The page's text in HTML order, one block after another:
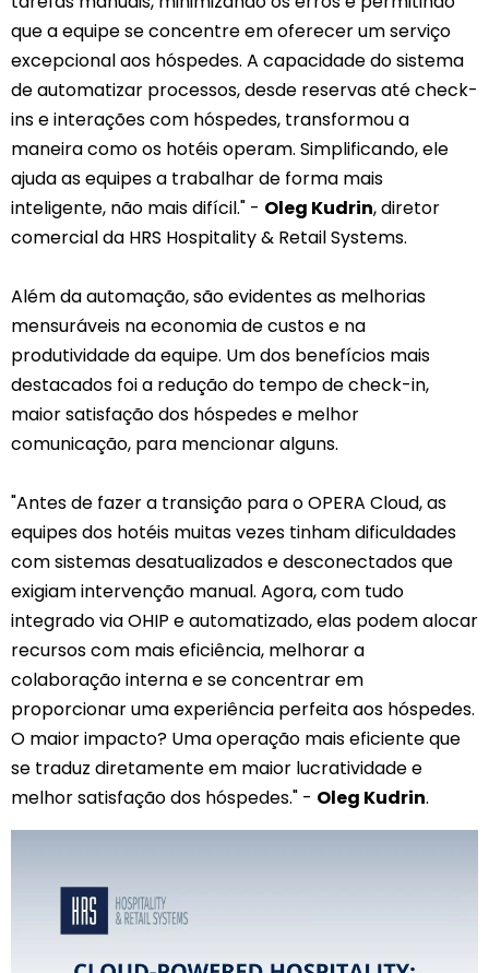
que a equipe se concentre em oferecer um serviço
excepcional aos hóspedes. A capacidade do sistema
de automatizar processos, desde reservas até check-
ins e interações com hóspedes, transformou a
maneira como os hotéis operam. Simplificando, ele
ajuda as equipes a trabalhar de forma mais
inteligente, não mais difícil." - Oleg Kudrin, diretor
comercial da HRS Hospitality & Retail Systems.
Além da automação, são evidentes as melhorias
mensuráveis na economia de custos e na
produtividade da equipe. Um dos benefícios mais
destacados foi a redução do tempo de check-in,
maior satisfação dos hóspedes e melhor
comunicação, para mencionar alguns.
"Antes de fazer a transição para o OPERA Cloud, as
equipes dos hotéis muitas vezes tinham dificuldades
com sistemas desatualizados e desconectados que
exigiam intervenção manual. Agora, com tudo
integrado via OHIP e automatizado, elas podem alocar
recursos com mais eficiência, melhorar a
colaboração interna e se concentrar em
proporcionar uma experiência perfeita aos hóspedes.
O maior impacto? Uma operação mais eficiente que
se traduz diretamente em maior lucratividade e
melhor satisfação dos hóspedes." - Oleg Kudrin.